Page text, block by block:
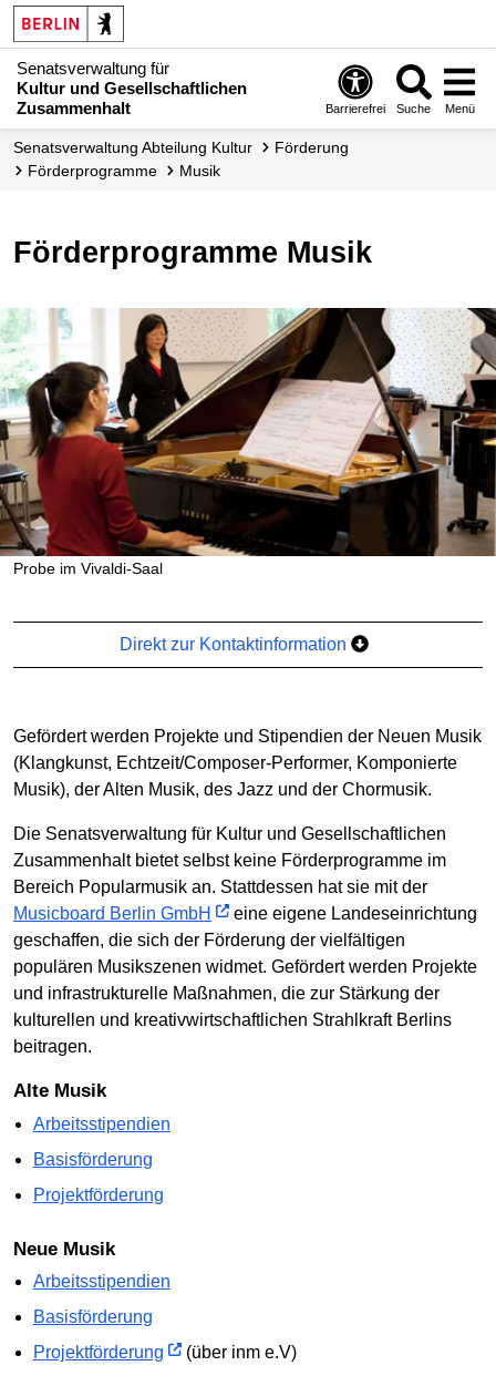
Senatsverwaltung für
Kultur und Gesellschaftlichen
Zusammenhalt
Barrierefrei Suche Menü
Senats­verwaltung Abteilung Kultur
Förderung
Förder­programme
Musik
Förderprogramme Musik
Probe im Vivaldi-Saal
Direkt zur Kontaktinformation
Gefördert werden Projekte und Stipendien der Neuen Musik
(Klangkunst, Echtzeit/Composer-Performer, Komponierte
Musik), der Alten Musik, des Jazz und der Chormusik.
Die Senatsverwaltung für Kultur und Gesellschaftlichen
Zusammenhalt bietet selbst keine Förderprogramme im
Bereich Popularmusik an. Stattdessen hat sie mit der
Musicboard Berlin GmbH
eine eigene Landeseinrichtung
geschaffen, die sich der Förderung der vielfältigen
populären Musikszenen widmet. Gefördert werden Projekte
und infrastrukturelle Maßnahmen, die zur Stärkung der
kulturellen und kreativwirtschaftlichen Strahlkraft Berlins
beitragen.
Alte Musik
Arbeitsstipendien
Basisförderung
Projektförderung
Neue Musik
Arbeitsstipendien
Basisförderung
Projektförderung
(über inm e.V)